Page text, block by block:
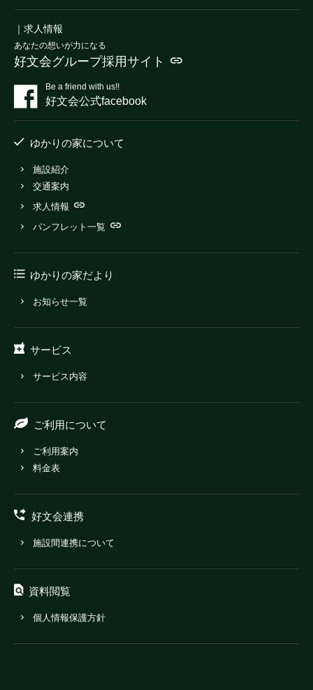
｜求人情報
あなたの想いが力になる
好文会グループ採用サイト
Be a friend with us!!
好文会公式facebook
ゆかりの家について
施設紹介
交通案内
求人情報
パンフレット一覧
ゆかりの家だより
お知らせ一覧
サービス
サービス内容
ご利用について
ご利用案内
料金表
好文会連携
施設間連携について
資料閲覧
個人情報保護方針